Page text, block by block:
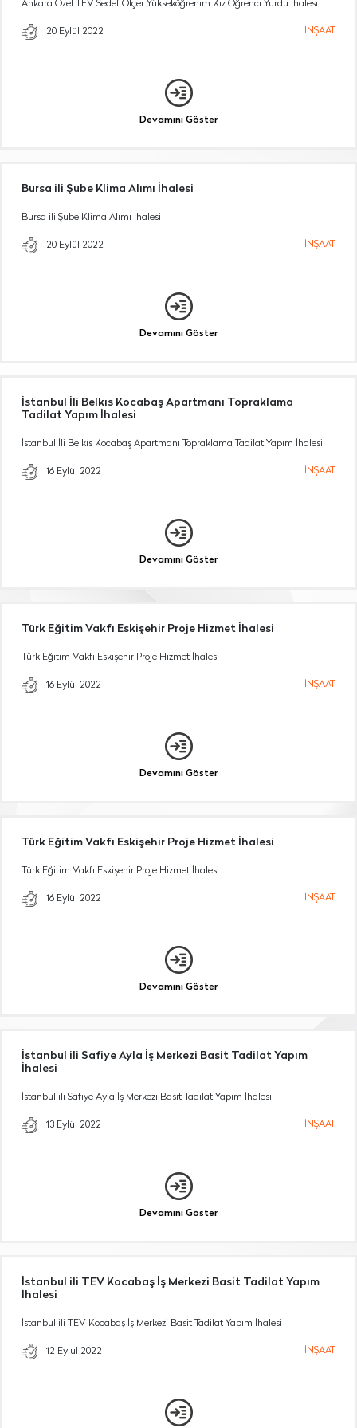
Ankara Özel TEV Sedef Ölçer Yükseköğrenim Kız Öğrenci Yurdu İhalesi
20 Eylül 2022 İNŞAAT
Devamını Göster
Bursa ili Şube Klima Alımı İhalesi
Bursa ili Şube Klima Alımı İhalesi
20 Eylül 2022 İNŞAAT
Devamını Göster
İstanbul İli Belkıs Kocabaş Apartmanı Topraklama
Tadilat Yapım İhalesi
İstanbul İli Belkıs Kocabaş Apartmanı Topraklama Tadilat Yapım İhalesi
16 Eylül 2022 İNŞAAT
Devamını Göster
Türk Eğitim Vakfı Eskişehir Proje Hizmet İhalesi
Türk Eğitim Vakfı Eskişehir Proje Hizmet İhalesi
16 Eylül 2022 İNŞAAT
Devamını Göster
Türk Eğitim Vakfı Eskişehir Proje Hizmet İhalesi
Türk Eğitim Vakfı Eskişehir Proje Hizmet İhalesi
16 Eylül 2022 İNŞAAT
Devamını Göster
İstanbul ili Safiye Ayla İş Merkezi Basit Tadilat Yapım
İhalesi
İstanbul ili Safiye Ayla İş Merkezi Basit Tadilat Yapım İhalesi
13 Eylül 2022 İNŞAAT
Devamını Göster
İstanbul ili TEV Kocabaş İş Merkezi Basit Tadilat Yapım
İhalesi
İstanbul ili TEV Kocabaş İş Merkezi Basit Tadilat Yapım İhalesi
12 Eylül 2022 İNŞAAT